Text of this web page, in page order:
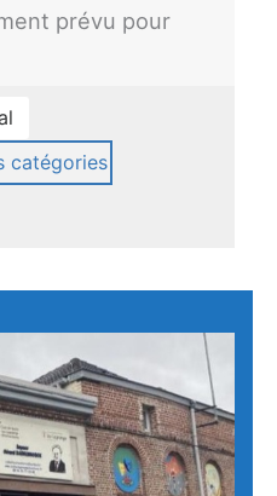
prévu pour
catégories